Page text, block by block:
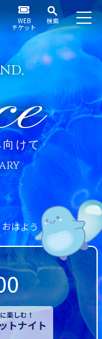
WEB
チケット
検索
向けて
楽しむ！
トナイト
おはよう